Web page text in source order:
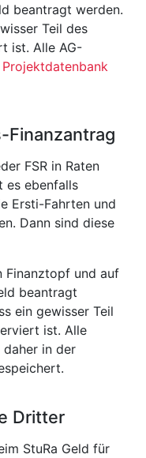
beantragt werden.
Teil des
ist. Alle AG-
Projektdatenbank
Finanzantrag
FSR in Raten
es ebenfalls
Ersti-Fahrten und
Dann sind diese
Finanztopf und auf
beantragt
ein gewisser Teil
ist. Alle
daher in der
Dritter
StuRa Geld für